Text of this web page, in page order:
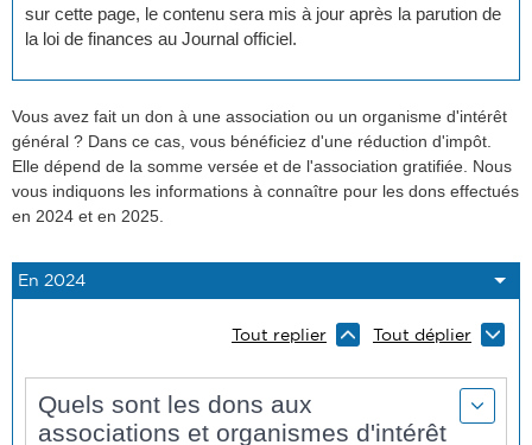
sur cette page, le contenu sera mis à jour après la parution de
la loi de finances au Journal officiel.
Vous avez fait un don à une association ou un organisme d'intérêt
général ? Dans ce cas, vous bénéficiez d'une réduction d'impôt.
Elle dépend de la somme versée et de l'association gratifiée. Nous
vous indiquons les informations à connaître pour les dons effectués
en 2024 et en 2025.
Tout replier Tout déplier
Quels sont les dons aux
associations et organismes d'intérêt